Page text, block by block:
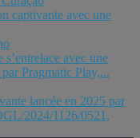
captivante avec une
avec une
Pragmatic Play,...
lancée en 2025 par
2024/1126/0521,